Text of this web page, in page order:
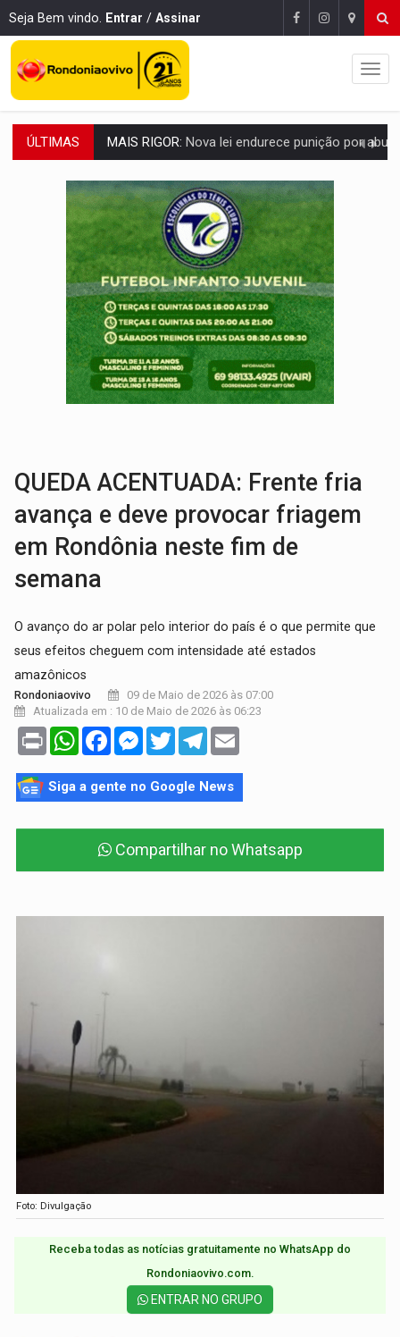
Seja Bem vindo. Entrar / Assinar
ÚLTIMAS POLUIÇÃO E RISCOS: Retirada de fiação irregular avança no país e em PVH
VÍDEO:Armado com machado, homem ameaça matar sobrinha grávida e
TRIBUNAL DO CRIME:Homem é espancado por facção criminosa
VÍDEO: Perseguição é registrada no shopping após colombiana furtar
LUDOPATIA:Apostas online começam a afetar produtividade e rotina
REFLORESTAMENTO:Plantar árvores não será mais suficiente para
OVNIS NA LUA:Cientistas alertam para possível base secreta no satélite
ACABOU COM PEUGEOT:Incêndio destrói carro que era rebocado para oficina
QUEDA ACENTUADA: Frente fria
avança e deve provocar friagem
em Rondônia neste fim de
semana
O avanço do ar polar pelo interior do país é o que permite que
seus efeitos cheguem com intensidade até estados
amazônicos
Rondoniaovivo
09 de Maio de 2026 às 07:00
Atualizada em : 10 de Maio de 2026 às 06:23
Print WhatsAppFacebookMessenger
TwitterTelegram
Siga a gente no Google News
Compartilhar no Whatsapp
Foto: Divulgação
Receba todas as notícias gratuitamente no WhatsApp do
Rondoniaovivo.com.​
ENTRAR NO GRUPO